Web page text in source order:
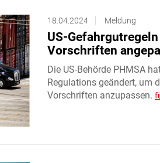
18.04.2024 Meldung
US-
Vorschriften
Die US-Behörde PHMSA
Regulations geändert, um
Vorschriften anzupassen.